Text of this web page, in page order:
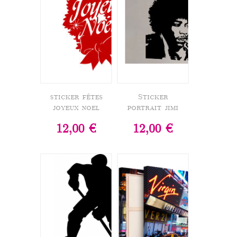
sticker fêtes
joyeux noel
12,00 €
Sticker
portrait jimi
12,00 €